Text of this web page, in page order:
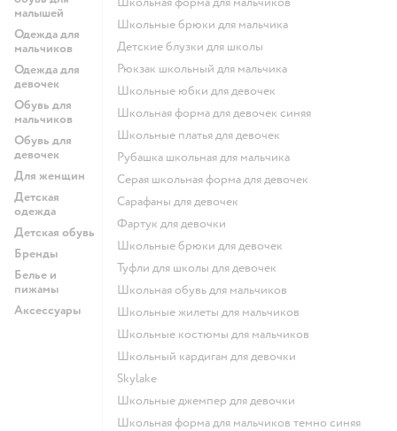
малышей
Одежда для
мальчиков
Одежда для
девочек
Обувь для
мальчиков
Обувь для
девочек
Для женщин
Детская
одежда
Детская обувь
Бренды
Белье и
пижамы
Аксессуары
Школьные брюки для мальчика
Детские блузки для школы
Рюкзак школьный для мальчика
Школьные юбки для девочек
Школьная форма для девочек синяя
Школьные платья для девочек
Рубашка школьная для мальчика
Серая школьная форма для девочек
Сарафаны для девочек
Фартук для девочки
Школьные брюки для девочек
Туфли для школы для девочек
Школьная обувь для мальчиков
Школьные жилеты для мальчиков
Школьные костюмы для мальчиков
Школьный кардиган для девочки
Skylake
Школьные джемпер для девочки
Школьная форма для мальчиков темно синяя